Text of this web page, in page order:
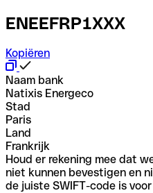
ENEEFRP1XXX
Kopiëren
Naam bank
Natixis Energeco
Stad
Paris
Land
Frankrijk
Houd er rekening mee dat
niet kunnen bevestigen en
de juiste SWIFT-code is